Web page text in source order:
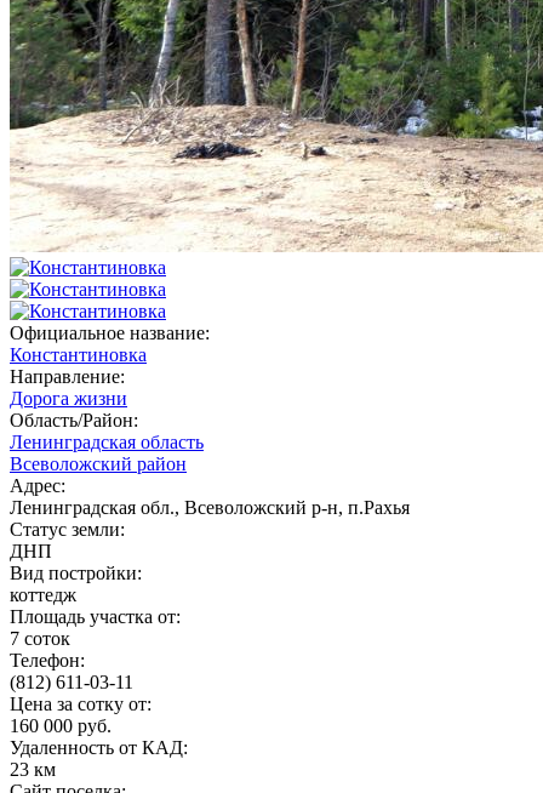
Официальное название:
Константиновка
Направление:
Дорога жизни
Область/Район:
Ленинградская область
Всеволожский район
Адрес:
Ленинградская обл., Всеволожский р-н, п.Рахья
Статус земли:
ДНП
Вид постройки:
коттедж
Площадь участка от:
7 соток
Телефон:
(812) 611-03-11
Цена за сотку от:
160 000 руб.
Удаленность от КАД:
23 км